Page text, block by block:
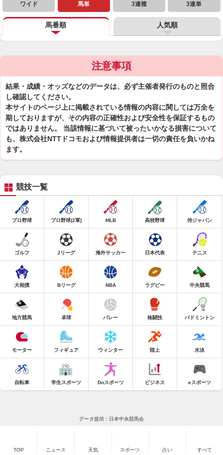
ワイド 馬単 3連複 3連単
馬番順 人気順
注意事項
結果・成績・オッズなどのデータは、必ず主催者発行のものと照合
し確認してください。
本サイトのページ上に掲載されている情報の内容に関しては万全を
期しておりますが、その内容の正確性および安全性を保証するもの
ではありません。 当該情報に基づいて被ったいかなる損害について
も、株式会社NTTドコモおよび情報提供者は一切の責任を負いかね
ます。
競技一覧
プロ野球 プロ野球(2軍) MLB 高校野球 侍ジャパン
ゴルフ Jリーグ 海外サッカー 日本代表 テニス
大相撲 Bリーグ NBA ラグビー 中央競馬
地方競馬 卓球 バレー 格闘技 バドミントン
モーター フィギュア ウィンター 陸上 水泳
自転車 学生スポーツ Doスポーツ ビジネス eスポーツ
データ提供：日本中央競馬会
TOP ニュース 天気 スポーツ 占い すべて